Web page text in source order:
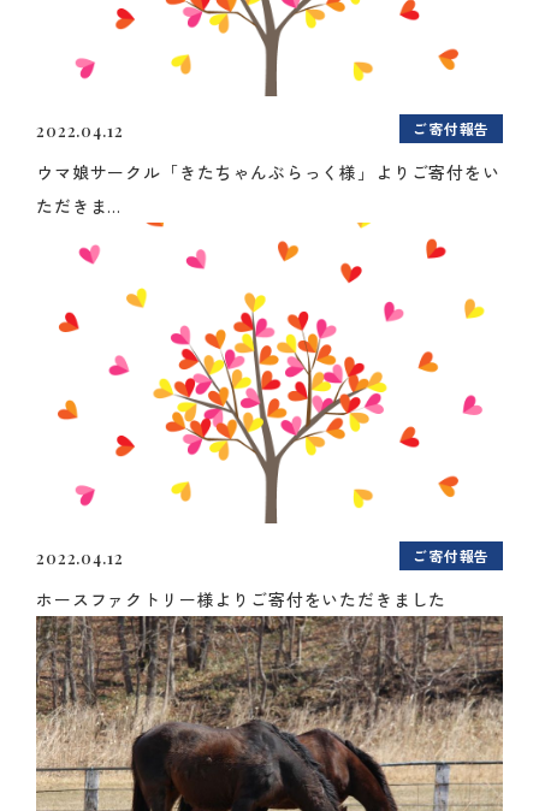
2022.04.12 ご寄付報告
ウマ娘サークル「きたちゃんぶらっく様」よりご寄付をい
ただきま...
2022.04.12 ご寄付報告
ホースファクトリー様よりご寄付をいただきました